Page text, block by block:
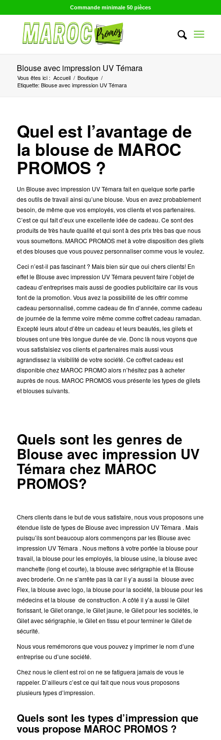
Commande minimale 50 pièces
Blouse avec impression UV Témara
Vous êtes ici : Accueil / Boutique /
Etiquette: Blouse avec impression UV Témara
Quel est l’avantage de
la blouse de MAROC
PROMOS ?
Un Blouse avec impression UV Témara fait en quelque sorte partie
des outils de travail ainsi qu’une blouse. Vous en avez probablement
besoin, de même que vos employés, vos clients et vos partenaires.
C’est ce qui fait d’eux une excellente idée de cadeau. Ce sont des
produits de très haute qualité et qui sont à des prix très bas que nous
vous soumettons. MAROC PROMOS met à votre disposition des gilets
et des blouses que vous pouvez personnaliser comme vous le voulez.
Ceci n’est-il pas fascinant ? Mais bien sûr que oui chers clients! En
effet le Blouse avec impression UV Témara peuvent faire l’objet de
cadeau d’entreprises mais aussi de goodies publicitaire car ils vous
font de la promotion. Vous avez la possibilité de les offrir comme
cadeau personnalisé, comme cadeau de fin d’année, comme cadeau
de journée de la femme voire même comme coffret cadeau ramadan.
Excepté leurs atout d’être un cadeau et leurs beautés, les gilets et
blouses ont une très longue durée de vie. Donc là nous voyons que
vous satisfaisiez vos clients et partenaires mais aussi vous
agrandissez la visibilité de votre société. Ce coffret cadeau est
disponible chez MAROC PROMO alors n’hésitez pas à acheter
auprès de nous. MAROC PROMOS vous présente les types de gilets
et blouses suivants.
Quels sont les genres de
Blouse avec impression UV
Témara chez MAROC
PROMOS?
Chers clients dans le but de vous satisfaire, nous vous proposons une
étendue liste de types de Blouse avec impression UV Témara . Mais
puisqu’ils sont beaucoup alors commençons par les Blouse avec
impression UV Témara . Nous mettons à votre portée la blouse pour
travail, la blouse pour les employés, la blouse usine, la blouse avec
manchette (long et courte), la blouse avec sérigraphie et la Blouse
avec broderie. On ne s’arrête pas là car il y’a aussi la blouse avec
Flex, la blouse avec logo, la blouse pour la société, la blouse pour les
médecins et la blouse de construction. A côté il y’a aussi le Gilet
florissant, le Gilet orange, le Gilet jaune, le Gilet pour les sociétés, le
Gilet avec sérigraphie, le Gilet en tissu et pour terminer le Gilet de
sécurité.
Nous vous remémorons que vous pouvez y imprimer le nom d’une
entreprise ou d’une société.
Chez nous le client est roi on ne se fatiguera jamais de vous le
rappeler. D’ailleurs c’est ce qui fait que nous vous proposons
plusieurs types d’impression.
Quels sont les types d’impression que
vous propose MAROC PROMOS ?